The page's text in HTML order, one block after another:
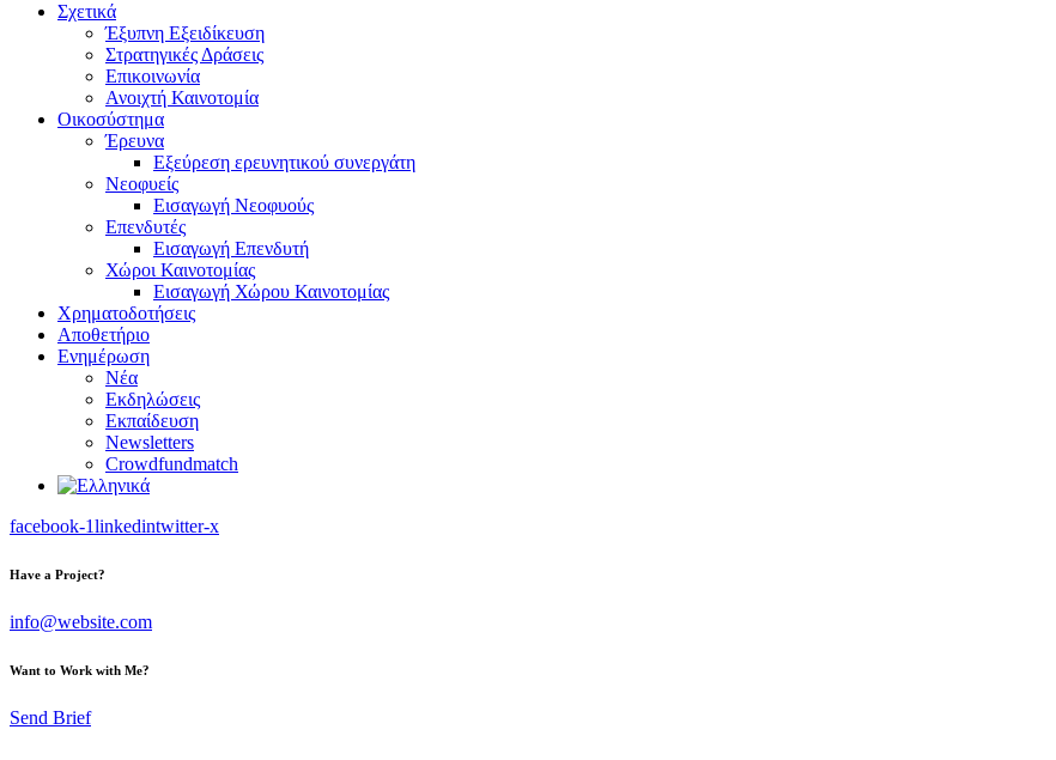
Σχετικά
Έξυπνη Εξειδίκευση
Στρατηγικές Δράσεις
Επικοινωνία
Ανοιχτή Καινοτομία
Οικοσύστημα
Έρευνα
Εξεύρεση ερευνητικού συνεργάτη
Νεοφυείς
Εισαγωγή Νεοφυούς
Επενδυτές
Εισαγωγή Επενδυτή
Χώροι Καινοτομίας
Εισαγωγή Χώρου Καινοτομίας
Χρηματοδοτήσεις
Αποθετήριο
Ενημέρωση
Νέα
Εκδηλώσεις
Εκπαίδευση
Newsletters
Crowdfundmatch
facebook-1linkedintwitter-x
Have a Project?
info@website.com
Want to Work with Me?
Send Brief